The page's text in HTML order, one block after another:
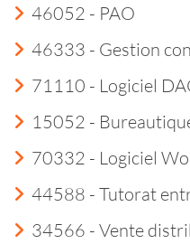
46052 - PAO
46333 - Gestion
71110 - Logiciel
15052 -
70332 - Logiciel
44588 - Tutorat
34566 - Vente